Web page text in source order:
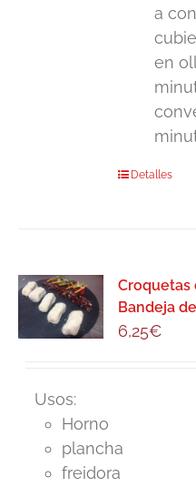
a
en
Detalles
Bandeja
6,25€
Usos:
Horno
plancha
freidora